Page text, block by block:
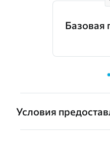
Базовая
Условия